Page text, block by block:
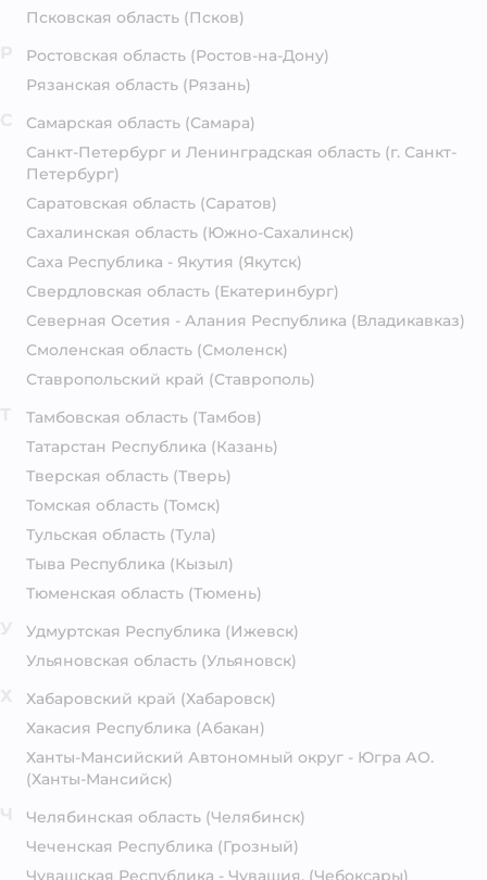
Псковская область (Псков)
Ростовская область (Ростов-на-Дону)
Рязанская область (Рязань)
Самарская область (Самара)
Санкт-Петербург и Ленинградская область (г. Санкт-
Петербург)
Саратовская область (Саратов)
Сахалинская область (Южно-Сахалинск)
Саха Республика - Якутия (Якутск)
Свердловская область (Екатеринбург)
Северная Осетия - Алания Республика (Владикавказ)
Смоленская область (Смоленск)
Ставропольский край (Ставрополь)
Тамбовская область (Тамбов)
Татарстан Республика (Казань)
Тверская область (Тверь)
Томская область (Томск)
Тульская область (Тула)
Тыва Республика (Кызыл)
Тюменская область (Тюмень)
Удмуртская Республика (Ижевск)
Ульяновская область (Ульяновск)
Хабаровский край (Хабаровск)
Хакасия Республика (Абакан)
Ханты-Мансийский Автономный округ - Югра АО.
(Ханты-Мансийск)
Челябинская область (Челябинск)
Чеченская Республика (Грозный)
Чувашская Республика - Чувашия. (Чебоксары)